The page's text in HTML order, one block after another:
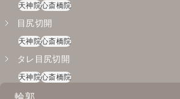
天神院心斎橋院
目尻切開
天神院心斎橋院
タレ目尻切開
天神院心斎橋院
輪郭